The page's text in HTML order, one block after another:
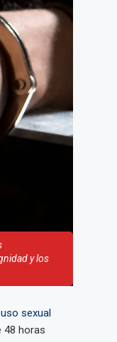
y los
sexual
48 horas